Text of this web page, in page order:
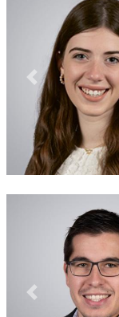
Previous
Previous